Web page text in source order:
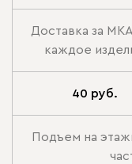
Доставка за
каждое
40 руб.
Подъем на